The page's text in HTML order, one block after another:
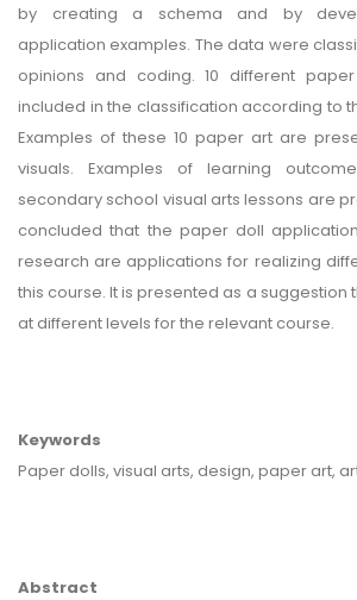
by creating a schema and by
application examples. The data were
opinions and coding. 10 different
included in the classification according to
Examples of these 10 paper art are
visuals. Examples of learning
secondary school visual arts lessons are
concluded that the paper doll
research are applications for realizing
this course. It is presented as a suggestion
at different levels for the relevant course.
Keywords
Paper dolls, visual arts, design, paper art,
Abstract